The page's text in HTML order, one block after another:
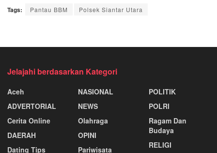
Tags: Pantau BBM Polsek Siantar Utara
Jelajahi berdasarkan Kategori
Aceh
ADVERTORIAL
Cerita Online
DAERAH
Dating Tips
NASIONAL
NEWS
Olahraga
OPINI
Pariwisata
POLITIK
POLRI
Ragam Dan
Budaya
RELIGI